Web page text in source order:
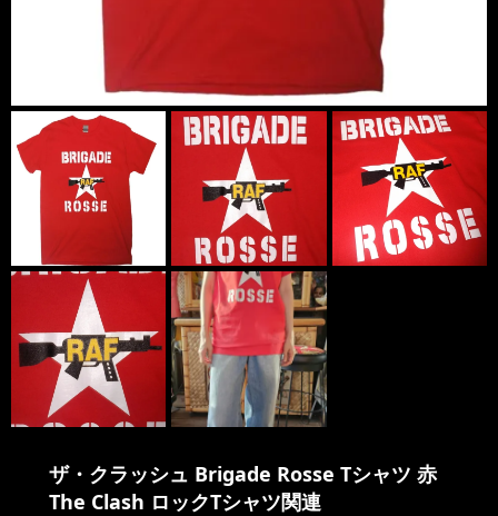
ザ・クラッシュ Brigade Rosse Tシャツ 赤
The Clash ロックTシャツ関連